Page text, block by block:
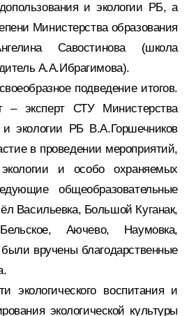
и экологии РБ, а
Министерства образования
Савостинова (школа
А.А.Ибрагимова).
подведение итогов.
– эксперт СТУ Министерства
и экологии РБ В.А.Горшечников
в проведении мероприятий,
и особо охраняемых
общеобразовательные
Васильевка, Большой Куганак,
Аючево, Наумовка,
вручены благодарственные
экологического воспитания и
экологической культуры